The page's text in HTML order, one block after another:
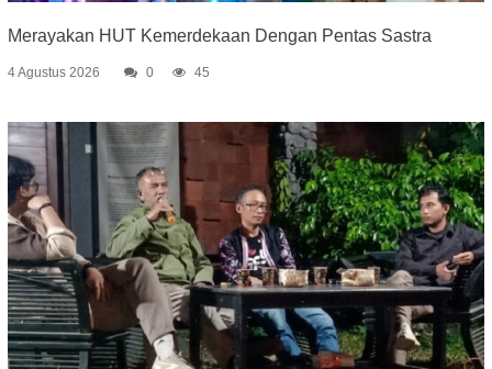
Merayakan HUT Kemerdekaan Dengan Pentas Sastra
4 Agustus 2026 0 45